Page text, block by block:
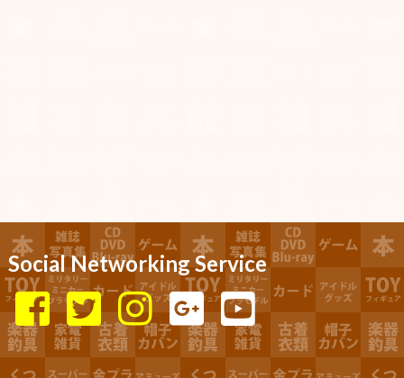
Social Networking Service